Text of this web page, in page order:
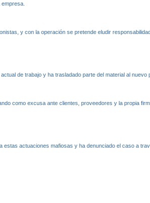
y con la operación se pretende eludir
de trabajo y ha trasladado parte del material al nuevo
como excusa ante clientes, proveedores y la propia
estas actuaciones mafiosas y ha denunciado el caso a